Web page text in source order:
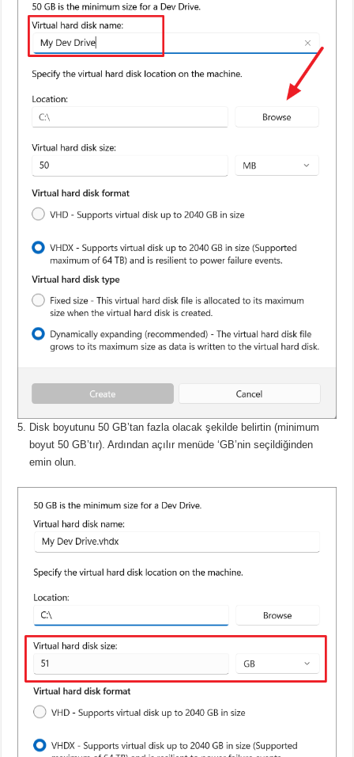
Disk boyutunu 50 GB’tan fazla olacak şekilde belirtin (minimum
boyut 50 GB’tır).Ardından açılır menüde ‘GB’nin seçildiğinden
emin olun.